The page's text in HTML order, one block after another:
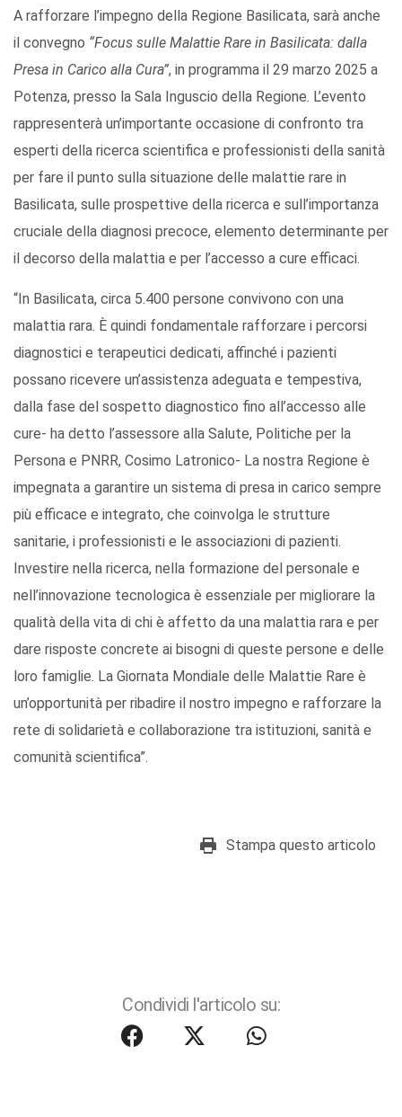
A rafforzare l’impegno della Regione Basilicata, sarà anche
il convegno “Focus sulle Malattie Rare in Basilicata: dalla
Presa in Carico alla Cura”, in programma il 29 marzo 2025 a
Potenza, presso la Sala Inguscio della Regione. L’evento
rappresenterà un’importante occasione di confronto tra
esperti della ricerca scientifica e professionisti della sanità
per fare il punto sulla situazione delle malattie rare in
Basilicata, sulle prospettive della ricerca e sull’importanza
cruciale della diagnosi precoce, elemento determinante per
il decorso della malattia e per l’accesso a cure efficaci.
“In Basilicata, circa 5.400 persone convivono con una
malattia rara. È quindi fondamentale rafforzare i percorsi
diagnostici e terapeutici dedicati, affinché i pazienti
possano ricevere un’assistenza adeguata e tempestiva,
dalla fase del sospetto diagnostico fino all’accesso alle
cure- ha detto l’assessore alla Salute, Politiche per la
Persona e PNRR, Cosimo Latronico- La nostra Regione è
impegnata a garantire un sistema di presa in carico sempre
più efficace e integrato, che coinvolga le strutture
sanitarie, i professionisti e le associazioni di pazienti.
Investire nella ricerca, nella formazione del personale e
nell’innovazione tecnologica è essenziale per migliorare la
qualità della vita di chi è affetto da una malattia rara e per
dare risposte concrete ai bisogni di queste persone e delle
loro famiglie. La Giornata Mondiale delle Malattie Rare è
un’opportunità per ribadire il nostro impegno e rafforzare la
rete di solidarietà e collaborazione tra istituzioni, sanità e
comunità scientifica”.
Stampa questo articolo
Condividi l'articolo su: